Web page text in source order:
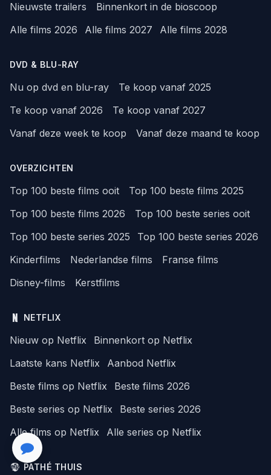
Nieuwste trailers
Binnenkort in de bioscoop
Alle films 2026
Alle films 2027 Alle films 2028
DVD & BLU-RAY
Nu op dvd en blu-ray
Te koop vanaf 2025
Te koop vanaf 2026
Te koop vanaf 2027
Vanaf deze week te koop
Vanaf deze maand te koop
OVERZICHTEN
Top 100 beste films ooit
Top 100 beste films 2025
Top 100 beste films 2026
Top 100 beste series ooit
Top 100 beste series 2025
Top 100 beste series 2026
Kinderfilms
Nederlandse films
Franse films
Disney-films
Kerstfilms
NETFLIX
Nieuw op Netflix
Binnenkort op Netflix
Laatste kans Netflix
Aanbod Netflix
Beste films op Netflix
Beste films 2026
Beste series op Netflix
Beste series 2026
Alle films op Netflix
Alle series op Netflix
PATHÉ THUIS